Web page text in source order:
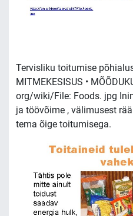
Tervisliku toitumise
MITMEKESISUS •
org/wiki/File: Foods. jpg
ja töövõime , välimusest
tema õige toitumisega.